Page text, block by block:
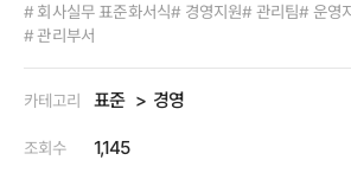
# 회사실무 표준화서식# 경영지원# 관리팀# 운영
# 관리부서
카테고리 표준 경영
조회수 1,145